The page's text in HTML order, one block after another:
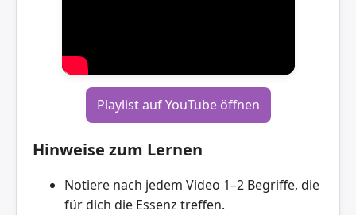
Playlist auf YouTube öffnen
Hinweise zum Lernen
Notiere nach jedem Video 1–2 Begriffe, die
für dich die Essenz treffen.